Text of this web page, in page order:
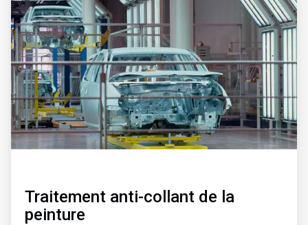
2
de
2
Traitement anti-collant de la
peinture